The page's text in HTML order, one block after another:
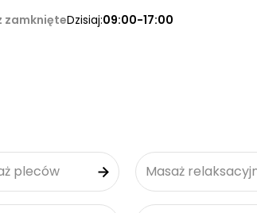
zamknięteDzisiaj:09:00-17:00
pleców Masaż